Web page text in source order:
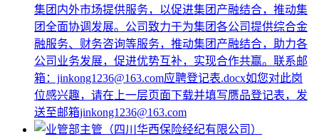
集团内外市场提供服务，以促进集团产融结合，推动集
团全面协调发展。公司致力于为集团各公司提供综合金
融服务、财务咨询等服务，推动集团产融结合，助力各
公司业务发展，促进优势互补，实现合作共赢。联系邮
箱：jinkong1236@163.com应聘登记表.docx如您对此岗
位感兴趣，请在上一层页面下载并填写赝品登记表，发
送至邮箱jinkong1236@163.com